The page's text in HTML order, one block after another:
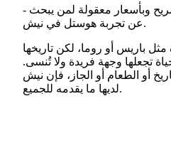
- هوستل غود مورنينغ: خيار مريح وبأسعار معقولة لمن يبحث
عن تجربة هوستل في نيش.
باريس أو روما، لكن تاريخها
تجعلها وجهة فريدة ولا تُنسى.
أو الطعام أو الجاز، فإن نيش
لديها ما يقدمه للجميع.